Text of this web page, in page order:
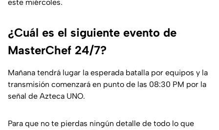
este miércoles.
¿Cuál es el siguiente evento de
MasterChef 24/7?
Mañana tendrá lugar la esperada batalla por equipos y la
transmisión comenzará en punto de las 08:30 PM por la
señal de Azteca UNO.
Para que no te pierdas ningún detalle de todo lo que